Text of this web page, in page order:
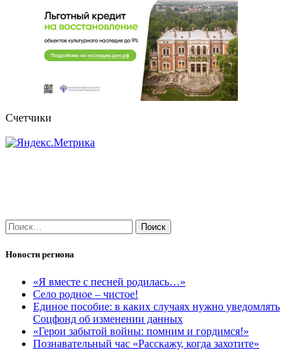
Счетчики
Найти:
Новости региона
«Я вместе с песней родилась…»
Село родное – чистое!
Единое пособие: в каких случаях нужно уведомлять
Соцфонд об изменении данных
«Герои забытой войны: помним и гордимся!»
Познавательный час «Расскажу, когда захотите»